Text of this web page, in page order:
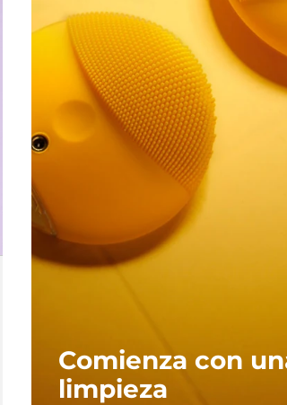
Comienza con
limpieza